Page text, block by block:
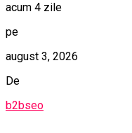
acum 4 zile
pe
august 3, 2026
De
b2bseo